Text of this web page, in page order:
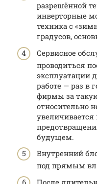
разрешённой
инверторные
техника с
градусов,
Сервисное
проводиться
эксплуатации
работе — раз в
фирмы за
относительно
увеличивается
будущем.
Внутренний
под прямым
После